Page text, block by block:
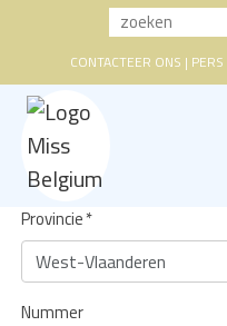
CONTACTEER ONS | PERS
Provincie*
Nummer